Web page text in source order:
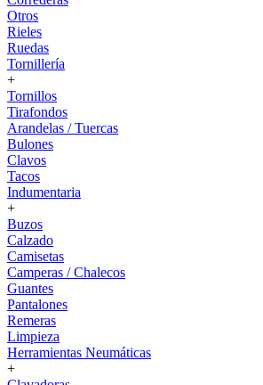
Otros
Rieles
Ruedas
Tornillería
+
Tornillos
Tirafondos
Arandelas / Tuercas
Bulones
Clavos
Tacos
Indumentaria
+
Buzos
Calzado
Camisetas
Camperas / Chalecos
Guantes
Pantalones
Remeras
Limpieza
Herramientas Neumáticas
+